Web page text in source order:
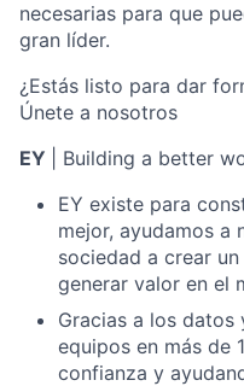
necesarias para que
gran líder.
¿Estás listo para dar
Únete a nosotros
EY
| Building a better
EY existe para
mejor, ayudamos a
sociedad a crear
generar valor en el
Gracias a los
equipos en más de
confianza y